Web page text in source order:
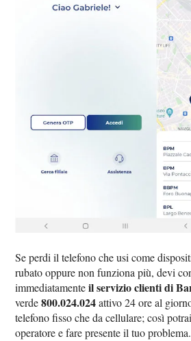
Se perdi il telefono che usi come
rubato oppure non funziona più, devi
immediatamenteil servizio clienti di
verde800.024.024attivo 24 ore al
telefono fisso che da cellulare; così
operatore e fare presente il tuo problema.